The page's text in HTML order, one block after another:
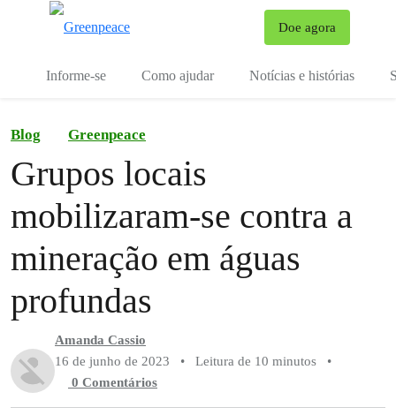
Doe agora
Informe-se Como ajudar Notícias e histórias
Blog Greenpeace
Grupos locais
mobilizaram-se contra a
mineração em águas
profundas
Amanda Cassio
16 de junho de 2023
• Leitura de 10 minutos
•
0 Comentários